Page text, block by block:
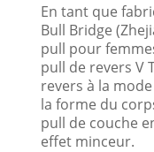
En tant que
Bull Bridge
pull pour
pull de revers V
revers à la
la forme du
pull de couche
effet minceur.